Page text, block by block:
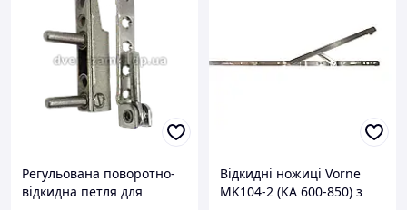
Регульована поворотно-
відкидна петля для
Відкидні ножиці Vorne
MK104-2 (KA 600-850) з